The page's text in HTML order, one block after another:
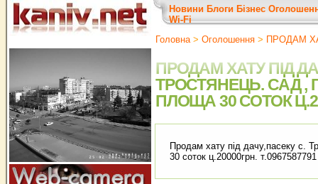
Новини Блоги Бізнес
Wi-Fi
Головна> Оголошення > ПРОДАМ
ПРОДАМ ХАТУ ПІД
ТРОСТЯНЕЦЬ. САД ,
ПЛОЩА 30 СОТОК
Продам хату під дачу,пасеку с.
30 соток ц.20000грн. т.0967587791